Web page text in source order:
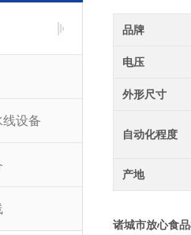
设备
品牌
电压
外形尺寸
自动化程度
产地
诸城市放心食